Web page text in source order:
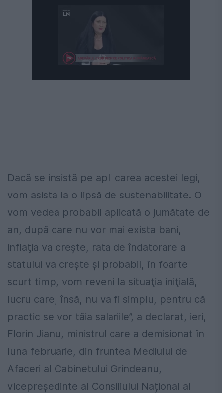
Dacă se insistă pe apli carea acestei legi,
vom asista la o lipsă de sustenabilitate. O
vom vedea probabil aplicată o jumătate de
an, după care nu vor mai exista bani,
inflaţia va creşte, rata de îndatorare a
statului va creşte şi probabil, în foarte
scurt timp, vom reveni la situaţia iniţială,
lucru care, însă, nu va fi simplu, pentru că
practic se vor tăia salariile”, a declarat, ieri,
Florin Jianu, ministrul care a demisionat în
luna februarie, din fruntea Mediului de
Afaceri al Cabinetului Grindeanu,
vicepreşedinte al Consiliului Național al